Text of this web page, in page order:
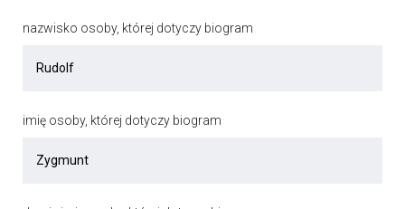
nazwisko osoby, której dotyczy biogram
imię osoby, której dotyczy biogram